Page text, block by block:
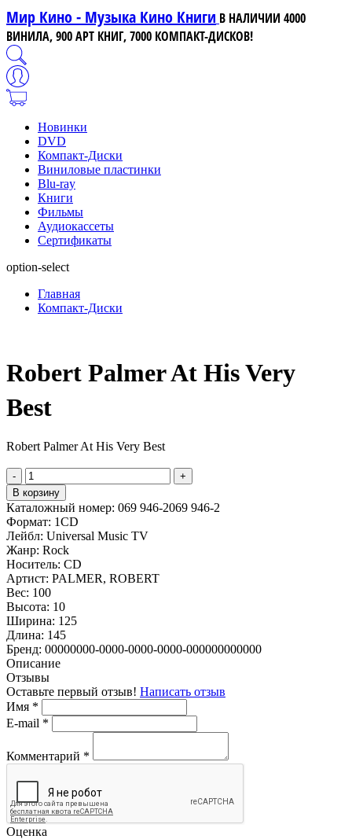
Мир Кино - Музыка Кино Книги В НАЛИЧИИ 4000
ВИНИЛА, 900 АРТ КНИГ, 7000 КОМПАКТ-ДИСКОВ!
Новинки
DVD
Компакт-Диски
Виниловые пластинки
Blu-ray
Книги
Фильмы
Аудиокассеты
Сертификаты
option-select
Главная
Компакт-Диски
Robert Palmer At His Very
Best
Robert Palmer At His Very Best
-
+
В корзину
Каталожный номер: 069 946-2069 946-2
Формат: 1CD
Лейбл: Universal Music TV
Жанр: Rock
Носитель: CD
Артист: PALMER, ROBERT
Вес: 100
Высота: 10
Ширина: 125
Длина: 145
Бренд: 00000000-0000-0000-0000-000000000000
Описание
Отзывы
Оставьте первый отзыв! Написать отзыв
Имя *
E-mail *
Комментарий *
Оценка